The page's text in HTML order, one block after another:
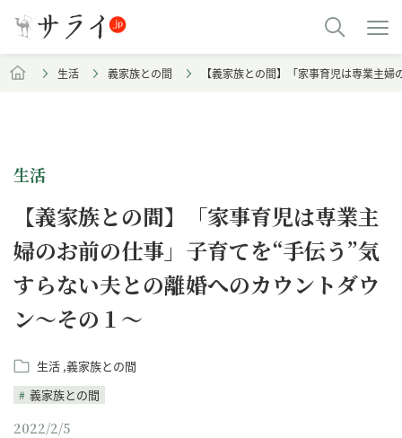
生活 義家族との間 【義家族との間】「家事育児は専業主
生活
【義家族との間】「家事育児は専業主
婦のお前の仕事」子育てを“手伝う”気
すらない夫との離婚へのカウントダウ
ン～その１～
生活 義家族との間
義家族との間
2022/2/5